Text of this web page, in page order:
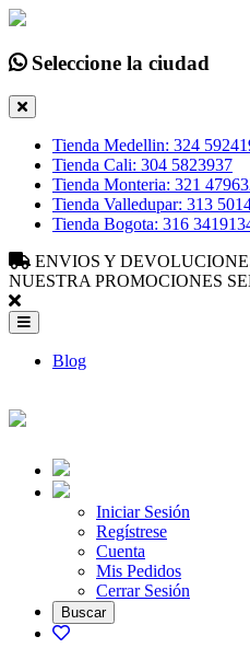
Seleccione la ciudad
Tienda Medellin: 324
Tienda Cali: 304 5823937
Tienda Monteria: 321
Tienda Valledupar: 313
Tienda Bogota: 316
ENVIOS Y
NUESTRA PROMOCIONES
Blog
Iniciar Sesión
Regístrese
Cuenta
Mis Pedidos
Cerrar Sesión